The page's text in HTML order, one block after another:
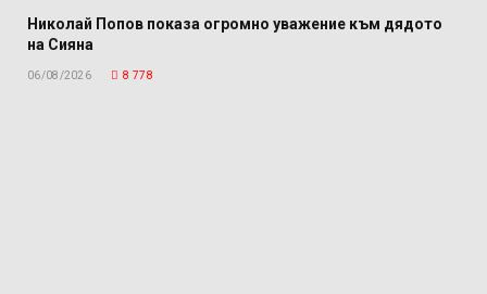
Николай Попов показа огромно уважение към дядото
на Сияна
06/08/2026 8 778